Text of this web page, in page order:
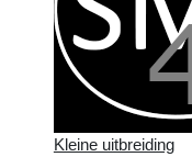
Kleine uitbreiding